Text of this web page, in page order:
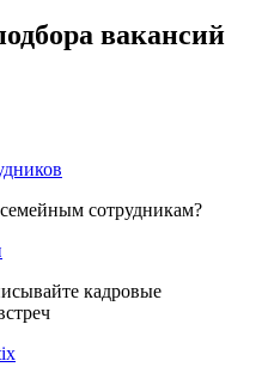
вакансий
сотрудникам?
кадровые